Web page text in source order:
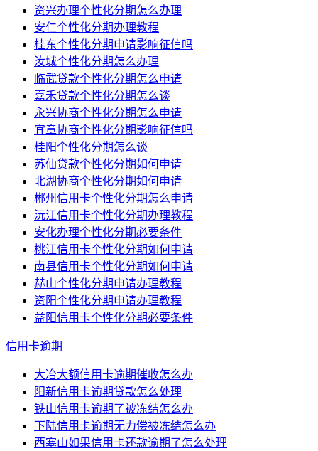
资兴办理个性化分期怎么办理
安仁个性化分期办理教程
桂东个性化分期申请影响征信吗
汝城个性化分期怎么办理
临武贷款个性化分期怎么申请
嘉禾贷款个性化分期怎么谈
永兴协商个性化分期怎么申请
宜章协商个性化分期影响征信吗
桂阳个性化分期怎么谈
苏仙贷款个性化分期如何申请
北湖协商个性化分期如何申请
郴州信用卡个性化分期怎么申请
沅江信用卡个性化分期办理教程
安化办理个性化分期必要条件
桃江信用卡个性化分期如何申请
南县信用卡个性化分期如何申请
赫山个性化分期申请办理教程
资阳个性化分期申请办理教程
益阳信用卡个性化分期必要条件
信用卡逾期
大冶大额信用卡逾期催收怎么办
阳新信用卡逾期贷款怎么处理
铁山信用卡逾期了被冻结怎么办
下陆信用卡逾期无力偿被冻结怎么办
西塞山如果信用卡还款逾期了怎么处理